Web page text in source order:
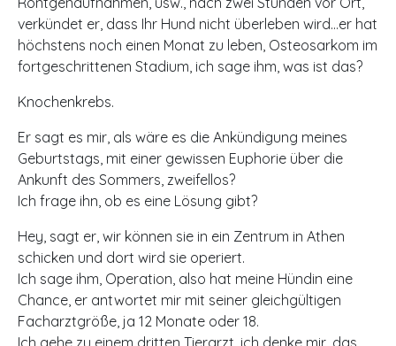
verkündet er, dass Ihr Hund nicht überleben wird…er hat
höchstens noch einen Monat zu leben, Osteosarkom im
fortgeschrittenen Stadium, ich sage ihm, was ist das?
Knochenkrebs.
Er sagt es mir, als wäre es die Ankündigung meines
Geburtstags, mit einer gewissen Euphorie über die
Ankunft des Sommers, zweifellos?
Ich frage ihn, ob es eine Lösung gibt?
Hey, sagt er, wir können sie in ein Zentrum in Athen
schicken und dort wird sie operiert.
Ich sage ihm, Operation, also hat meine Hündin eine
Chance, er antwortet mir mit seiner gleichgültigen
Facharztgröße, ja 12 Monate oder 18.
Ich gehe zu einem dritten Tierarzt, ich denke mir, das